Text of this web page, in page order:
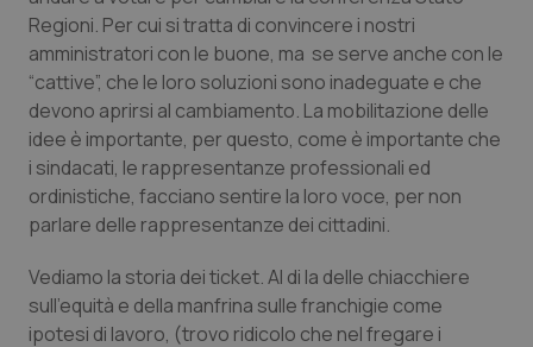
Veneto
Oncoematologia
Oncologia & Nutrizione
Psoriasi & pelle
Quotidiano Cardiologia
Quotidiano Chirurgia
Quotidiano Oncologia
Regioni. Per cui si tratta di convincere i nostri
amministratori con le buone, ma se serve anche con le
“cattive”, che le loro soluzioni sono inadeguate e che
devono aprirsi al cambiamento. La mobilitazione delle
idee è importante, per questo, come è importante che
i sindacati, le rappresentanze professionali ed
ordinistiche, facciano sentire la loro voce, per non
parlare delle rappresentanze dei cittadini.
Vediamo la storia dei ticket. Al di la delle chiacchiere
sull’equità e della manfrina sulle franchigie come
ipotesi di lavoro, (trovo ridicolo che nel fregare i